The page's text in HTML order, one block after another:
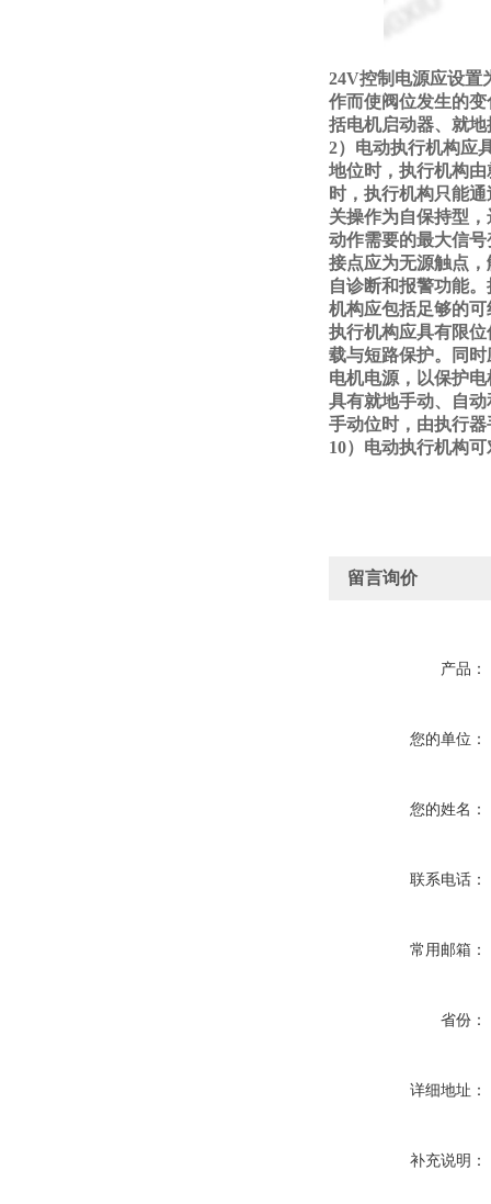
24V控制电源应设置
作而使阀位发生的
括电机启动器、就
2）电动执行机构应
地位时，执行机构
时，执行机构只能
关操作为自保持型
动作需要的最大信
接点应为无源触点
自诊断和报警功能
机构应包括足够的
执行机构应具有限
载与短路保护。同
电机电源，以保护
具有就地手动、自
手动位时，由执行
10）电动执行机构
留言询价
产品：
您的单位：
您的姓名：
联系电话：
常用邮箱：
省份：
详细地址：
补充说明：